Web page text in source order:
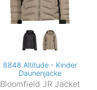
8848 Altitude - Kinder
Daunenjacke
Bloomfield JR Jacket